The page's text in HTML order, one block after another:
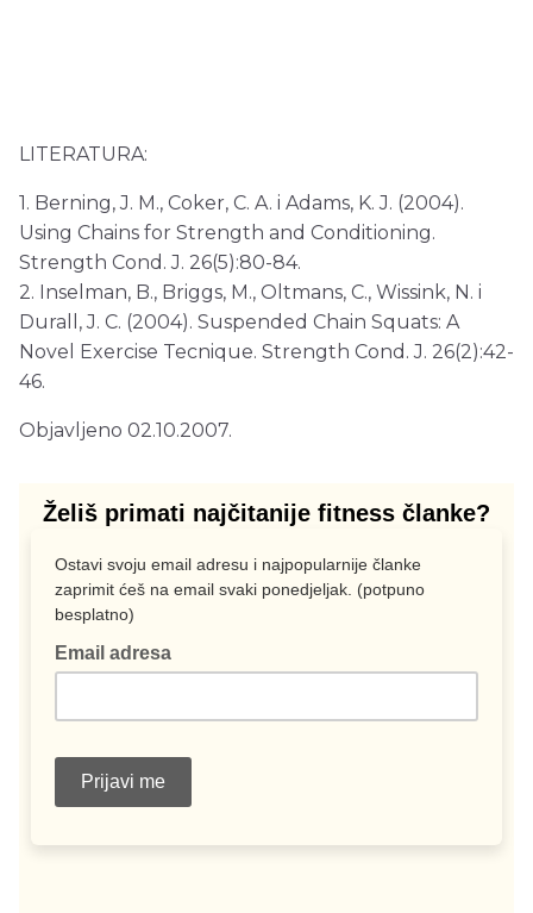
LITERATURA:
1. Berning, J. M., Coker, C. A. i Adams, K. J. (2004).
Using Chains for Strength and Conditioning.
Strength Cond. J. 26(5):80-84.
2. Inselman, B., Briggs, M., Oltmans, C., Wissink, N. i
Durall, J. C. (2004). Suspended Chain Squats: A
Novel Exercise Tecnique. Strength Cond. J. 26(2):42-
46.
Objavljeno 02.10.2007.